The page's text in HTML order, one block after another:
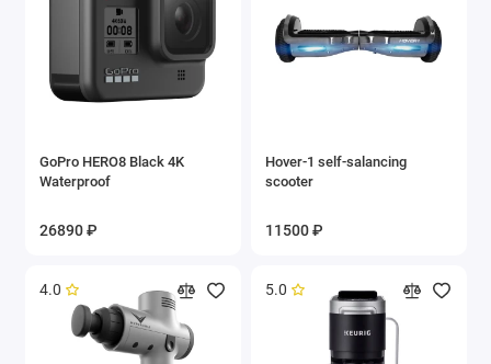
GoPro HERO8 Black 4K
Waterproof
26890 ₽
Hover-1 self-salancing
scooter
11500 ₽
4.0 5.0